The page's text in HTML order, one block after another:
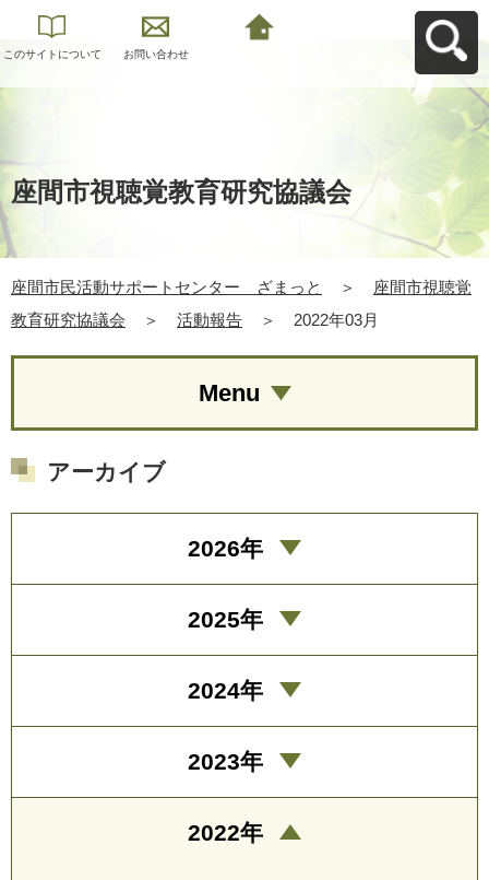
このサイトについて お問い合わせ
座間市視聴覚教育研究協議会
座間市民活動サポートセンター ざまっと ＞
座間市視聴覚
教育研究協議会
＞ 活動報告 ＞ 2022年03月
Menu
アーカイブ
2026年
2025年
2024年
2023年
2022年